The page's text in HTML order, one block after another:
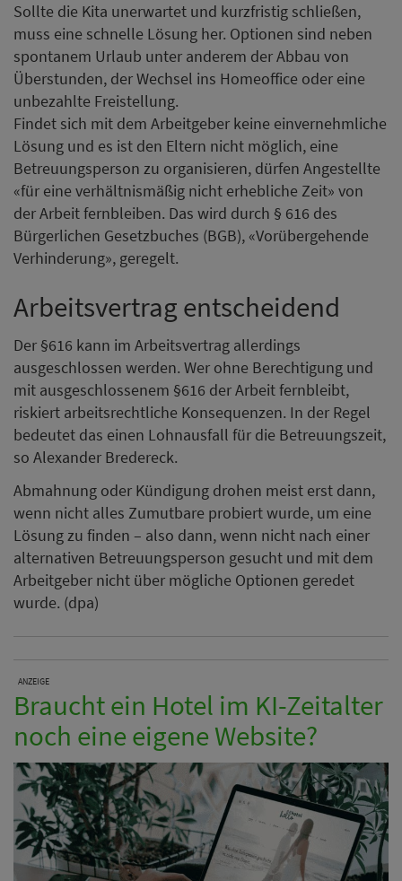
Sollte die Kita unerwartet und kurzfristig schließen,
muss eine schnelle Lösung her. Optionen sind neben
spontanem Urlaub unter anderem der Abbau von
Überstunden, der Wechsel ins Homeoffice oder eine
unbezahlte Freistellung.
Findet sich mit dem Arbeitgeber keine einvernehmliche
Lösung und es ist den Eltern nicht möglich, eine
Betreuungsperson zu organisieren, dürfen Angestellte
«für eine verhältnismäßig nicht erhebliche Zeit» von
der Arbeit fernbleiben. Das wird durch § 616 des
Bürgerlichen Gesetzbuches (BGB), «Vorübergehende
Verhinderung», geregelt.
Arbeitsvertrag entscheidend
Der §616 kann im Arbeitsvertrag allerdings
ausgeschlossen werden. Wer ohne Berechtigung und
mit ausgeschlossenem §616 der Arbeit fernbleibt,
riskiert arbeitsrechtliche Konsequenzen. In der Regel
bedeutet das einen Lohnausfall für die Betreuungszeit,
so Alexander Bredereck.
Abmahnung oder Kündigung drohen meist erst dann,
wenn nicht alles Zumutbare probiert wurde, um eine
Lösung zu finden – also dann, wenn nicht nach einer
alternativen Betreuungsperson gesucht und mit dem
Arbeitgeber nicht über mögliche Optionen geredet
wurde. (dpa)
ANZEIGE
Braucht ein Hotel im KI-Zeitalter
noch eine eigene Website?